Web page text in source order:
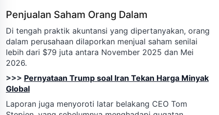
Penjualan Saham Orang Dalam
Di tengah praktik akuntansi yang dipertanyakan, orang
dalam perusahaan dilaporkan menjual saham senilai
lebih dari $79 juta antara November 2025 dan Mei
2026.
>>> Pernyataan Trump soal Iran Tekan Harga Minyak
Global
Laporan juga menyoroti latar belakang CEO Tom